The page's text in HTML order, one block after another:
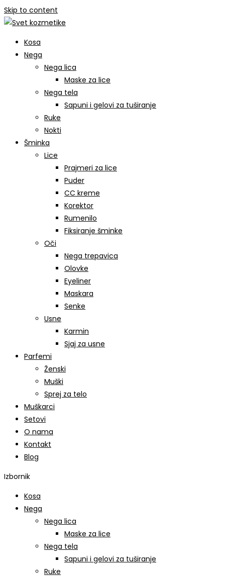
Skip to content
Kosa
Nega
Nega lica
Maske za lice
Nega tela
Sapuni i gelovi za tuširanje
Ruke
Nokti
Šminka
Lice
Prajmeri za lice
Puder
CC kreme
Korektor
Rumenilo
Fiksiranje šminke
Oči
Nega trepavica
Olovke
Eyeliner
Maskara
Senke
Usne
Karmin
Sjaj za usne
Parfemi
Ženski
Muški
Sprej za telo
Muškarci
Setovi
O nama
Kontakt
Blog
Izbornik
Kosa
Nega
Nega lica
Maske za lice
Nega tela
Sapuni i gelovi za tuširanje
Ruke